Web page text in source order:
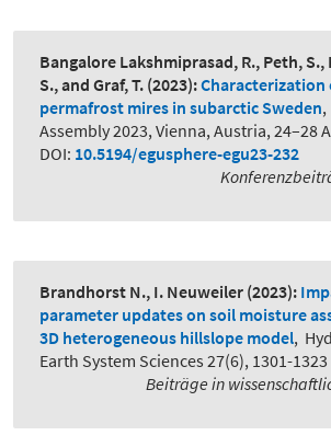
Bangalore Lakshmiprasad, R., Peth,
S., and Graf, T. (2023):Characterization
permafrost mires in subarctic Sweden,
Assembly 2023, Vienna, Austria, 24–28
DOI: 10.5194/egusphere-egu23-232
Brandhorst N., I. Neuweiler (2023):
parameter updates on soil moisture
3D heterogeneous hillslope model,
Earth System Sciences 27(6), 1301-1323
Beiträge in